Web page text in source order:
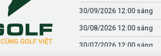
30/09/2026 12:00 sáng
30/08/2026 12:00 sáng
30/07/2026 12:00 sáng